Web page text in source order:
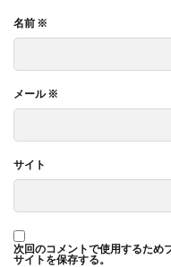
名前 ※
メール※
サイト
次回のコメントで使用するため
サイトを保存する。